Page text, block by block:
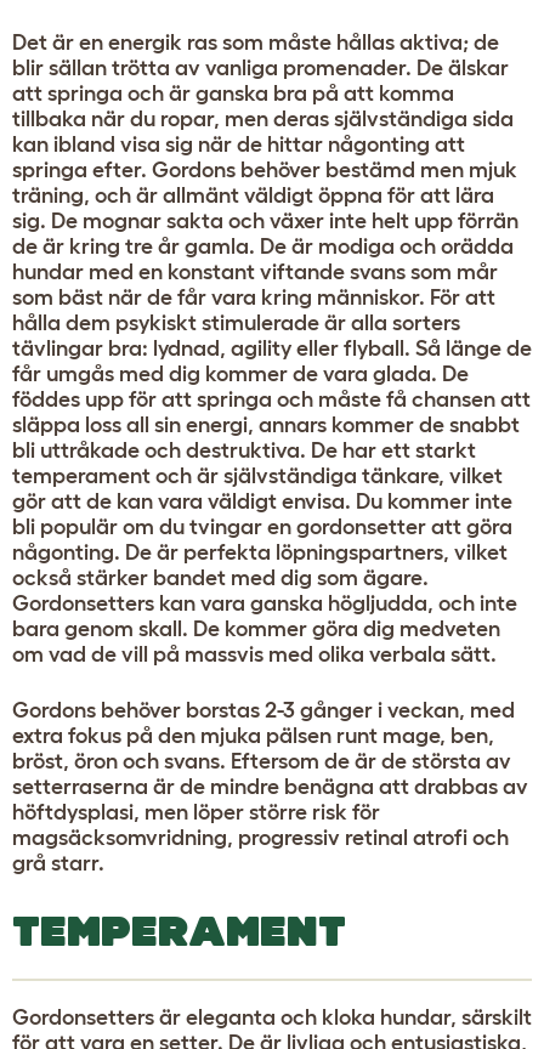
Det är en energik ras som måste hållas aktiva; de
blir sällan trötta av vanliga promenader. De älskar
att springa och är ganska bra på att komma
tillbaka när du ropar, men deras självständiga sida
kan ibland visa sig när de hittar någonting att
springa efter. Gordons behöver bestämd men mjuk
träning, och är allmänt väldigt öppna för att lära
sig. De mognar sakta och växer inte helt upp förrän
de är kring tre år gamla. De är modiga och orädda
hundar med en konstant viftande svans som mår
som bäst när de får vara kring människor. För att
hålla dem psykiskt stimulerade är alla sorters
tävlingar bra: lydnad, agility eller flyball. Så länge de
får umgås med dig kommer de vara glada. De
föddes upp för att springa och måste få chansen att
släppa loss all sin energi, annars kommer de snabbt
bli uttråkade och destruktiva. De har ett starkt
temperament och är självständiga tänkare, vilket
gör att de kan vara väldigt envisa. Du kommer inte
bli populär om du tvingar en gordonsetter att göra
någonting. De är perfekta löpningspartners, vilket
också stärker bandet med dig som ägare.
Gordonsetters kan vara ganska högljudda, och inte
bara genom skall. De kommer göra dig medveten
om vad de vill på massvis med olika verbala sätt.
Gordons behöver borstas 2-3 gånger i veckan, med
extra fokus på den mjuka pälsen runt mage, ben,
bröst, öron och svans. Eftersom de är de största av
setterraserna är de mindre benägna att drabbas av
höftdysplasi, men löper större risk för
magsäcksomvridning, progressiv retinal atrofi och
grå starr.
TEMPERAMENT
Gordonsetters är eleganta och kloka hundar, särskilt
för att vara en setter. De är livliga och entusiastiska,